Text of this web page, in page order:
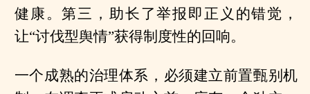
健康。第三，助长了举报即正义的错觉，
让“讨伐型舆情”获得制度性的回响。
一个成熟的治理体系，必须建立前置甄别机